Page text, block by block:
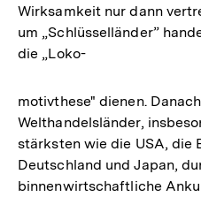
Wirksamkeit nur dann
um „Schlüsselländer”
die „Loko-
motivthese" dienen.
Welthandelsländer,
stärksten wie die USA, die
Deutschland und Japan,
binnenwirtschaftliche